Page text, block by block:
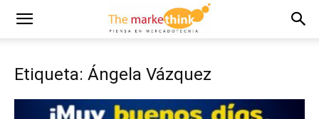
Etiqueta: Ángela Vázquez